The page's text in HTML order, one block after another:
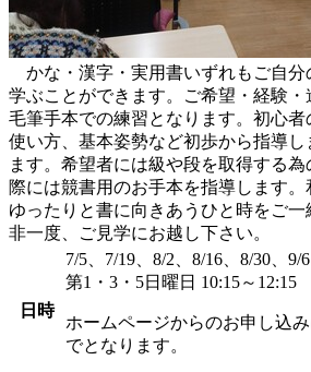
かな・漢字・実用書いずれもご自分
学ぶことができます。ご希望・経験
毛筆手本での練習となります。初心者
使い方、基本姿勢など初歩から指導
ます。希望者には級や段を取得する
際には競書用のお手本を指導します。
ゆったりと書に向きあうひと時をご
非一度、ご見学にお越し下さい。
日時
7/5、7/19、8/2、8/16、8/30、9/
第1・3・5日曜日 10:15～12:15
ホームページからのお申し込
でとなります。